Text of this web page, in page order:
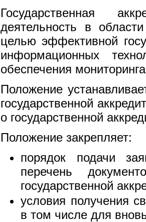
Государственная
деятельность в
целью эффективной
информационных
обеспечения
Положение
государственной
о государственной
Положение закрепляет:
порядок подачи
перечень
государственной
условия получения
в том числе для